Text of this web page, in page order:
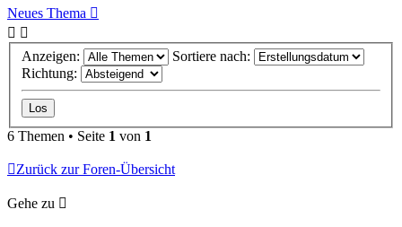
Neues Thema
Anzeigen:
Sortiere nach:
Richtung:
6 Themen • Seite 1 von 1
Zurück zur Foren-Übersicht
Gehe zu